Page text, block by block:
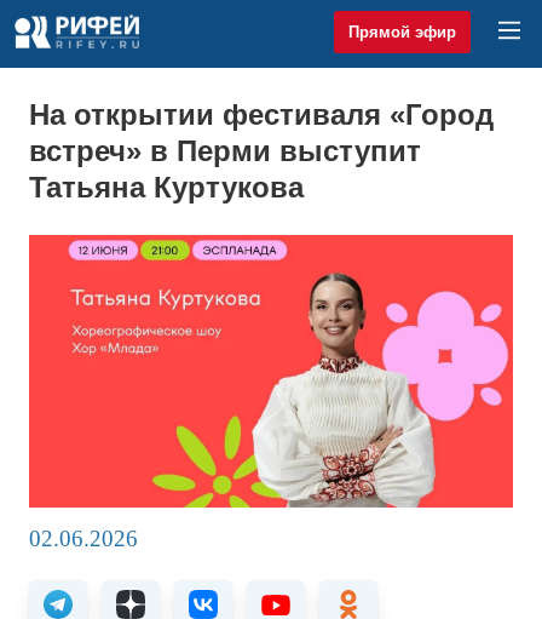
Прямой эфир
На открытии фестиваля «Город
встреч» в Перми выступит
Татьяна Куртукова
02.06.2026